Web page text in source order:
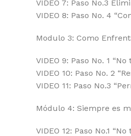
VIDEO 7: Paso No.3
VIDEO 8: Paso No. 4
Modulo 3: Como
VIDEO 9: Paso No. 1
VIDEO 10: Paso No. 2
VIDEO 11: Paso No.3
Módulo 4: Siempre es
VIDEO 12: Paso No.1